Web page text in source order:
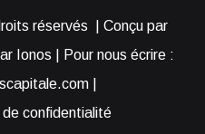
réservés | Conçu par
Ionos | Pour nous écrire :
|
de confidentialité